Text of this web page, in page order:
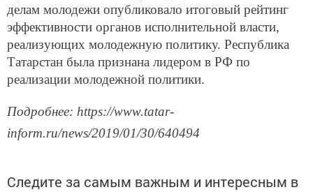
делам молодежи опубликовало итоговый рейтинг
эффективности органов исполнительной власти,
реализующих молодежную политику. Республика
Татарстан была признана лидером в РФ по
реализации молодежной политики.
Подробнее: https://www.tatar-
inform.ru/news/2019/01/30/640494
Следите за самым важным и интересным в